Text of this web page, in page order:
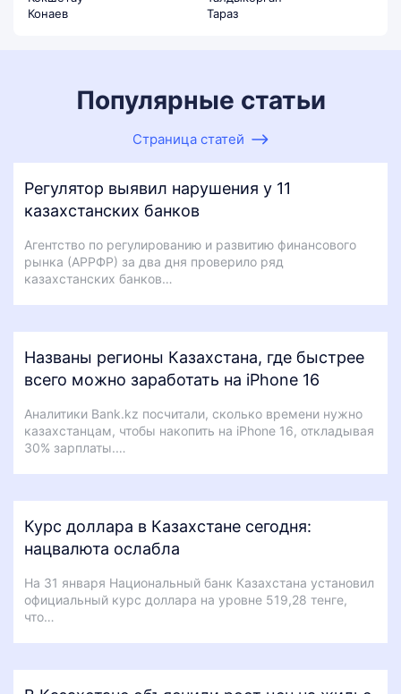
Конаев
Тараз
Популярные статьи
Страница статей
Регулятор выявил нарушения у 11
казахстанских банков
Агентство по регулированию и развитию финансового
рынка (АРРФР) за два дня проверило ряд
казахстанских банков…
Названы регионы Казахстана, где быстрее
всего можно заработать на iPhone 16
Аналитики Bank.kz посчитали, сколько времени нужно
казахстанцам, чтобы накопить на iPhone 16, откладывая
30% зарплаты.…
Курс доллара в Казахстане сегодня:
нацвалюта ослабла
На 31 января Национальный банк Казахстана установил
официальный курс доллара на уровне 519,28 тенге,
что…